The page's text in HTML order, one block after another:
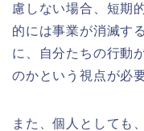
慮しない場合、短期
的には事業が消滅す
に、自分たちの行動
のかという視点が必
また、個人としても